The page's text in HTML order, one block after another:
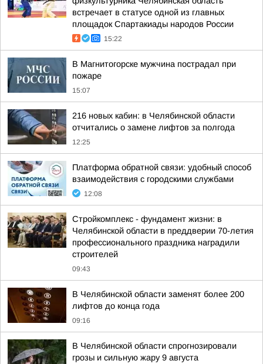
встречает в статусе одной из главных
площадок Спартакиады народов России
15:22
В Магнитогорске мужчина пострадал при
пожаре
15:07
216 новых кабин: в Челябинской области
отчитались о замене лифтов за полгода
12:25
Платформа обратной связи: удобный способ
взаимодействия с городскими службами
12:08
Стройкомплекс - фундамент жизни: в
Челябинской области в преддверии 70-летия
профессионального праздника наградили
строителей
09:43
В Челябинской области заменят более 200
лифтов до конца года
09:16
В Челябинской области спрогнозировали
грозы и сильную жару 9 августа